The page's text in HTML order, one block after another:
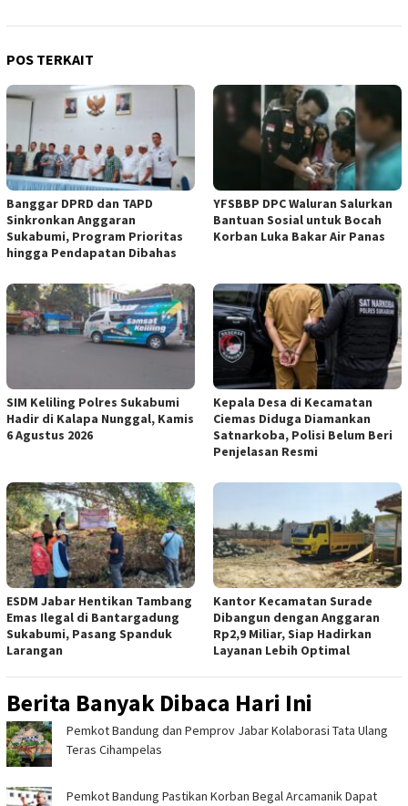
POS TERKAIT
Banggar DPRD dan TAPD
Sinkronkan Anggaran
Sukabumi, Program Prioritas
hingga Pendapatan Dibahas
YFSBBP DPC Waluran Salurkan
Bantuan Sosial untuk Bocah
Korban Luka Bakar Air Panas
SIM Keliling Polres Sukabumi
Hadir di Kalapa Nunggal, Kamis
6 Agustus 2026
Kepala Desa di Kecamatan
Ciemas Diduga Diamankan
Satnarkoba, Polisi Belum Beri
Penjelasan Resmi
ESDM Jabar Hentikan Tambang
Emas Ilegal di Bantargadung
Sukabumi, Pasang Spanduk
Larangan
Kantor Kecamatan Surade
Dibangun dengan Anggaran
Rp2,9 Miliar, Siap Hadirkan
Layanan Lebih Optimal
Berita Banyak Dibaca Hari Ini
Pemkot Bandung dan Pemprov Jabar Kolaborasi Tata Ulang
Teras Cihampelas
Pemkot Bandung Pastikan Korban Begal Arcamanik Dapat